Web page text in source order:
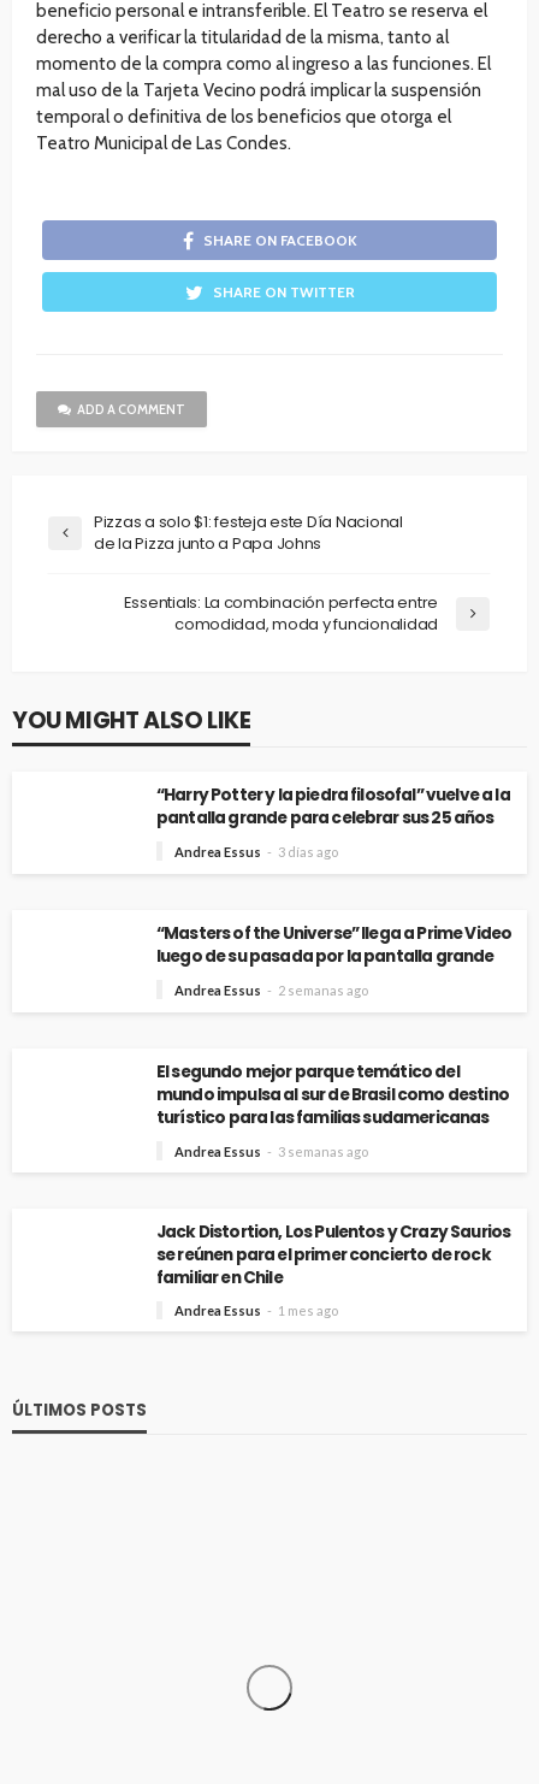
beneficio personal e intransferible. El Teatro se reserva el
derecho a verificar la titularidad de la misma, tanto al
momento de la compra como al ingreso a las funciones. El
mal uso de la Tarjeta Vecino podrá implicar la suspensión
temporal o definitiva de los beneficios que otorga el
Teatro Municipal de Las Condes.
SHARE ON FACEBOOK
SHARE ON TWITTER
ADD A COMMENT
Pizzas a solo $1: festeja este Día Nacional
de la Pizza junto a Papa Johns
Essentials: La combinación perfecta entre
comodidad, moda y funcionalidad
YOU MIGHT ALSO LIKE
“Harry Potter y la piedra filosofal” vuelve a la
pantalla grande para celebrar sus 25 años
Andrea Essus 3 días ago
“Masters of the Universe” llega a Prime Video
luego de su pasada por la pantalla grande
Andrea Essus 2 semanas ago
El segundo mejor parque temático del
mundo impulsa al sur de Brasil como destino
turístico para las familias sudamericanas
Andrea Essus 3 semanas ago
Jack Distortion, Los Pulentos y Crazy Saurios
se reúnen para el primer concierto de rock
familiar en Chile
Andrea Essus 1 mes ago
ÚLTIMOS POSTS